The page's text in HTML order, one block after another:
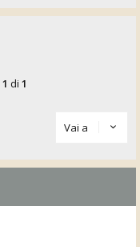
1 di 1
Vai a